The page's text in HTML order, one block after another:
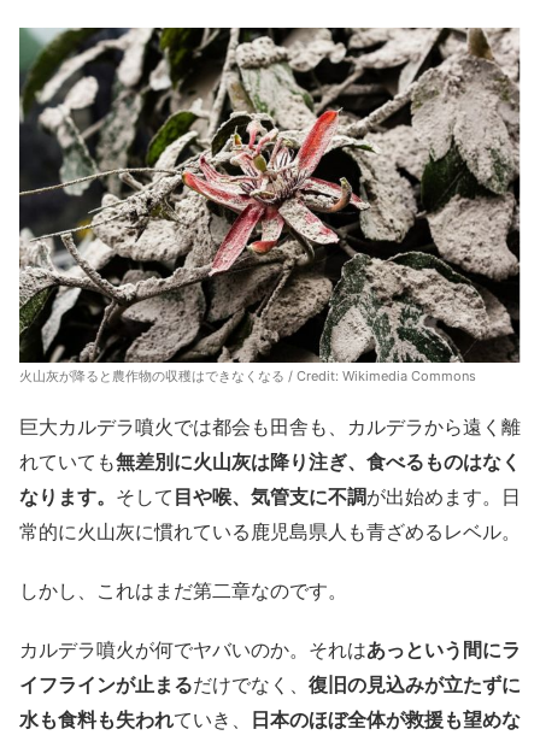
火山灰が降ると農作物の収穫はできなくなる / Credit: Wikimedia Commons
巨大カルデラ噴火では都会も田舎も、カルデラから遠く離
れていても無差別に火山灰は降り注ぎ、食べるものはなく
なります。 そして 目や喉、気管支に不調が出始めます。日
常的に火山灰に慣れている鹿児島県人も青ざめるレベル。
しかし、これはまだ第二章なのです。
カルデラ噴火が何でヤバいのか。それはあっという間にラ
イフラインが止まるだけでなく、 復旧の見込みが立たずに
水も食料も失われていき、
日本のほぼ全体が救援も望めな